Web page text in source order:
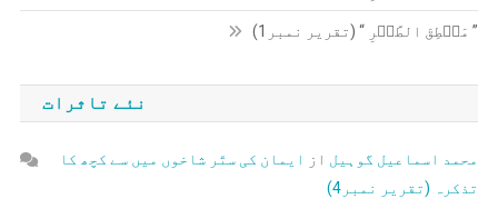
” مَنۡطِقَ الطَّیۡرِ “ (تقریر نمبر1)
نئے تاثرات
محمد اسماعیل گوہیل از
ایمان کی ستّر شاخوں میں سے کچھ کا
تذکرہ (تقریر نمبر4)